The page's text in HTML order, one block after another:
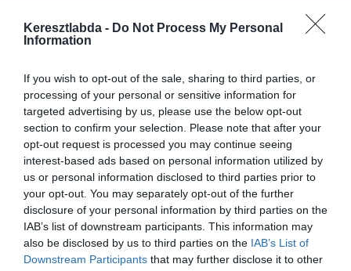
Keresztlabda - Do Not Process My Personal
Information
If you wish to opt-out of the sale, sharing to third parties, or
processing of your personal or sensitive information for
targeted advertising by us, please use the below opt-out
section to confirm your selection. Please note that after your
opt-out request is processed you may continue seeing
interest-based ads based on personal information utilized by
us or personal information disclosed to third parties prior to
your opt-out. You may separately opt-out of the further
disclosure of your personal information by third parties on the
IAB’s list of downstream participants. This information may
also be disclosed by us to third parties on the IAB’s List of
Downstream Participants that may further disclose it to other
Olvasd el a kérdést és gondolkozz! Ha nem tudod, csak klikkelj a
képre és meglátod a választ. 🙂